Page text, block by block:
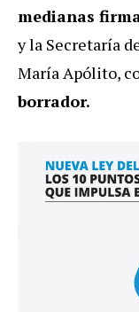
medianas
y la Secretaría
María Apólito,
borrador.